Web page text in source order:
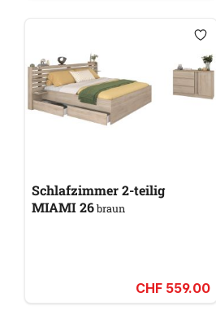
Schlafzimmer 2-teilig
MIAMI 26braun
CHF 559.00